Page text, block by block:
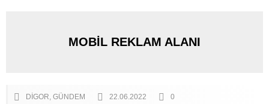
MOBİL REKLAM ALANI
DIGOR GÜNDEM 22.06.2022 0